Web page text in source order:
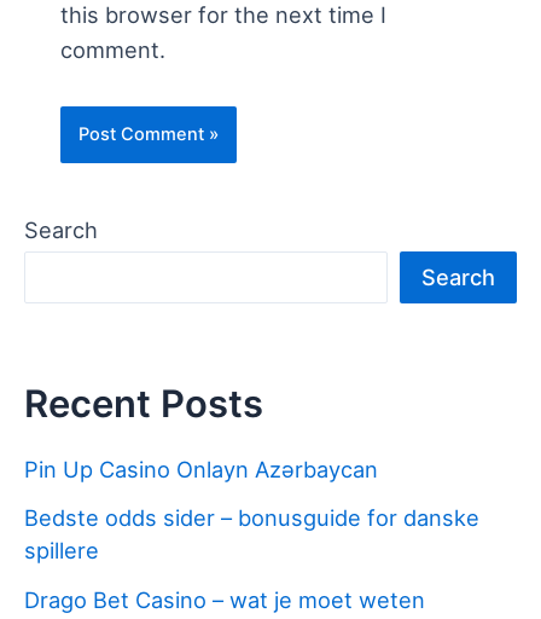
this browser for the next time I
comment.
Search
Search
Recent Posts
Pin Up Casino Onlayn Azərbaycan
Bedste odds sider – bonusguide for danske
spillere
Drago Bet Casino – wat je moet weten